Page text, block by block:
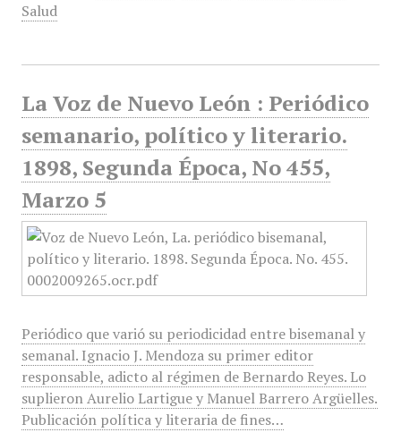
Salud
La Voz de Nuevo León : Periódico
semanario, político y literario.
1898, Segunda Época, No 455,
Marzo 5
Periódico que varió su periodicidad entre bisemanal y
semanal. Ignacio J. Mendoza su primer editor
responsable, adicto al régimen de Bernardo Reyes. Lo
suplieron Aurelio Lartigue y Manuel Barrero Argüelles.
Publicación política y literaria de fines…